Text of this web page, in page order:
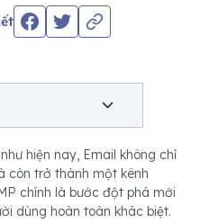
hiện nay, Email không chỉ
còn trở thành một kênh
chính là bước đột phá mới
dùng hoàn toàn khác biệt.